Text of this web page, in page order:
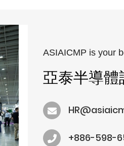
ASIAICMP is your
亞泰半導體
+886-598-